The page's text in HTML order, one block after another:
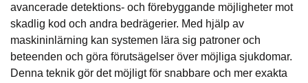
avancerade detektions- och förebyggande möjligheter mot
skadlig kod och andra bedrägerier. Med hjälp av
maskininlärning kan systemen lära sig patroner och
beteenden och göra förutsägelser över möjliga sjukdomar.
Denna teknik gör det möjligt för snabbare och mer exakta